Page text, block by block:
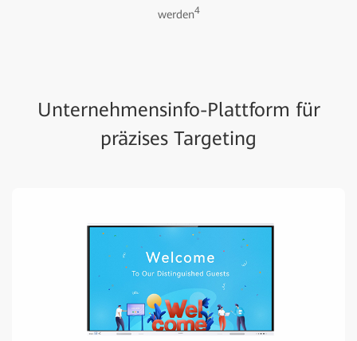
werden4
Unternehmensinfo-Plattform für
präzises Targeting